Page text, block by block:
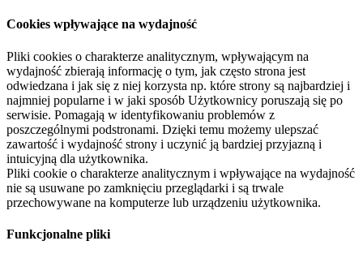
Cookies wpływające na wydajność
Pliki cookies o charakterze analitycznym, wpływającym na
wydajność zbierają informację o tym, jak często strona jest
odwiedzana i jak się z niej korzysta np. które strony są najbardziej i
najmniej popularne i w jaki sposób Użytkownicy poruszają się po
serwisie. Pomagają w identyfikowaniu problemów z
poszczególnymi podstronami. Dzięki temu możemy ulepszać
zawartość i wydajność strony i uczynić ją bardziej przyjazną i
intuicyjną dla użytkownika.
Pliki cookie o charakterze analitycznym i wpływające na wydajność
nie są usuwane po zamknięciu przeglądarki i są trwale
przechowywane na komputerze lub urządzeniu użytkownika.
Funkcjonalne pliki